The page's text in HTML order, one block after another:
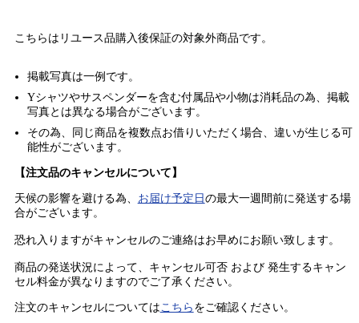
こちらはリユース品購入後保証の対象外商品です。
掲載写真は一例です。
Yシャツやサスペンダーを含む付属品や小物は消耗品の為、掲載
写真とは異なる場合がございます。
その為、同じ商品を複数点お借りいただく場合、違いが生じる可
能性がございます。
【注文品のキャンセルについて】
天候の影響を避ける為、 お届け予定日 の最大一週間前に発送する場
合がございます。
恐れ入りますがキャンセルのご連絡はお早めにお願い致します。
商品の発送状況によって、キャンセル可否 および 発生するキャン
セル料金が異なりますのでご了承ください。
注文のキャンセルについてはこちら をご確認ください。